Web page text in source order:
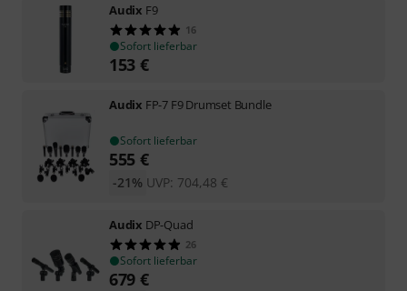
Audix F9
16
Sofort lieferbar
153 €
Audix FP-7 F9 Drumset Bundle
Sofort lieferbar
555 €
UVP: 704,48 €
-21%
Audix DP-Quad
26
Sofort lieferbar
679 €